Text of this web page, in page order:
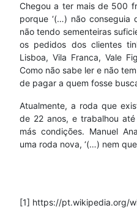
Chegou a ter mais de 500
porque ‘(…) não conseguia
não tendo sementeiras
os pedidos dos clientes
Lisboa, Vila Franca, Vale
Como não sabe ler e não
de pagar a quem fosse
Atualmente, a roda que
de 22 anos, e trabalhou
más condições. Manuel
uma roda nova, ‘(…) nem
[1] https://pt.wikipedia.org/